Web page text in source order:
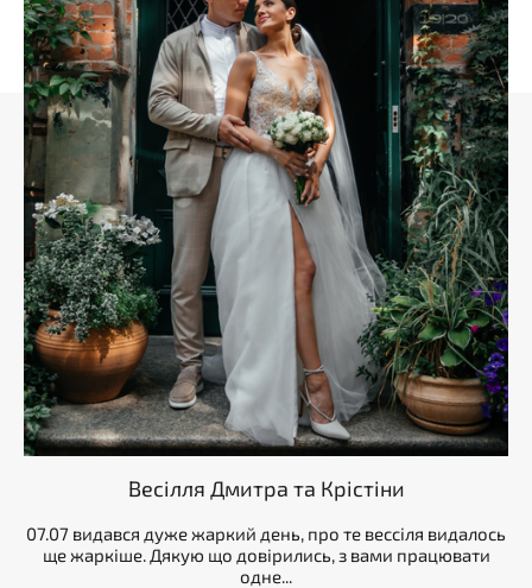
Весілля Дмитра та Крістіни
07.07 видався дуже жаркий день, про те вессіля видалось
ще жаркіше. Дякую що довірились, з вами працювати
одне...